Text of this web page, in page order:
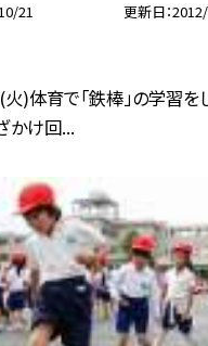
21 更新日
火)体育で「鉄棒」の学習を
かけ回...